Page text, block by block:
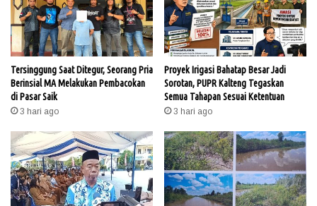
Tersinggung Saat Ditegur, Seorang Pria
Berinsial MA Melakukan Pembacokan
di Pasar Saik
3 hari ago
Proyek Irigasi Bahatap Besar Jadi
Sorotan, PUPR Kalteng Tegaskan
Semua Tahapan Sesuai Ketentuan
3 hari ago